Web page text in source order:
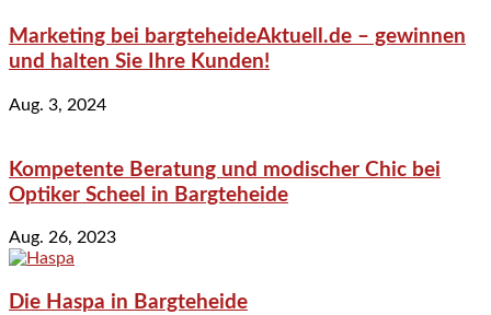
Marketing bei bargteheideAktuell.de – gewinnen
und halten Sie Ihre Kunden!
Aug. 3, 2024
Kompetente Beratung und modischer Chic bei
Optiker Scheel in Bargteheide
Aug. 26, 2023
Die Haspa in Bargteheide